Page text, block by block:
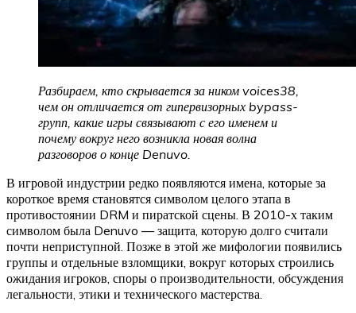
Разбираем, кто скрывается за ником voices38,
чем он отличается от гипервизорных bypass-
групп, какие игры связывают с его именем и
почему вокруг него возникла новая волна
разговоров о конце Denuvo.
В игровой индустрии редко появляются имена, которые за
короткое время становятся символом целого этапа в
противостоянии DRM и пиратской сцены. В 2010-х таким
символом была Denuvo — защита, которую долго считали
почти неприступной. Позже в этой же мифологии появились
группы и отдельные взломщики, вокруг которых строились
ожидания игроков, споры о производительности, обсуждения
легальности, этики и технического мастерства.